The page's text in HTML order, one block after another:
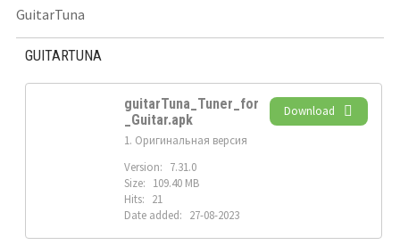
GuitarTuna
GUITARTUNA
guitarTuna_Tuner_for
_Guitar.apk
1. Оригинальная версия
Version: 7.31.0
Size: 109.40 MB
Hits: 21
Date added: 27-08-2023
Download